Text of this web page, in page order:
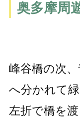
奥多摩周
峰谷橋の次
へ分かれて
左折で橋を